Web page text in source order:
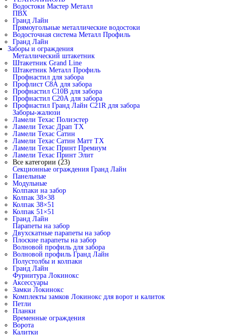
Водостоки Мастер Металл
ПВХ
Гранд Лайн
Прямоугольные металлические водостоки
Водосточная система Металл Профиль
Гранд Лайн
Заборы и ограждения
Металлический штакетник
Штакетник Grand Line
Штакетник Металл Профиль
Профнастил для забора
Профлист С8А для забора
Профнастил С10В для забора
Профнастил С20А для забора
Профнастил Гранд Лайн С21R для забора
Заборы-жалюзи
Ламели Техас Полиэстер
Ламели Техас Драп ТХ
Ламели Техас Сатин
Ламели Техас Сатин Матт ТХ
Ламели Техас Принт Премиум
Ламели Техас Принт Элит
Все категории (23)
Секционные ограждения Гранд Лайн
Панельные
Модульные
Колпаки на забор
Колпак 38×38
Колпак 38×51
Колпак 51×51
Гранд Лайн
Парапеты на забор
Двухскатные парапеты на забор
Плоские парапеты на забор
Волновой профиль для забора
Волновой профиль Гранд Лайн
Полустолбы и колпаки
Гранд Лайн
Фурнитура Локинокс
Аксессуары
Замки Локинокс
Комплекты замков Локинокс для ворот и калиток
Петли
Планки
Временные ограждения
Ворота
Калитки